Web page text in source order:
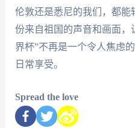
伦敦还是悉尼的我们，都能
份来自祖国的声音和画面，
界杯”不再是一个令人焦虑
日常享受。
Spread the love